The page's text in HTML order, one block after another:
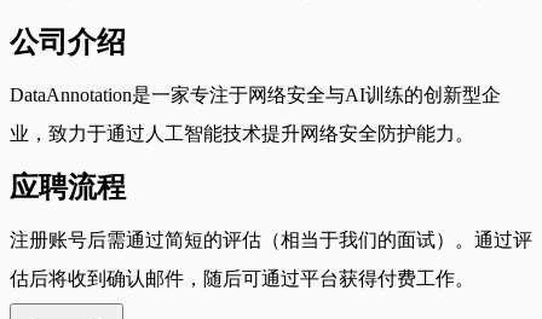
公司介绍
DataAnnotation是一家专注于网络安全与AI训练的创新型企
业，致力于通过人工智能技术提升网络安全防护能力。
应聘流程
注册账号后需通过简短的评估（相当于我们的面试）。通过评
估后将收到确认邮件，随后可通过平台获得付费工作。